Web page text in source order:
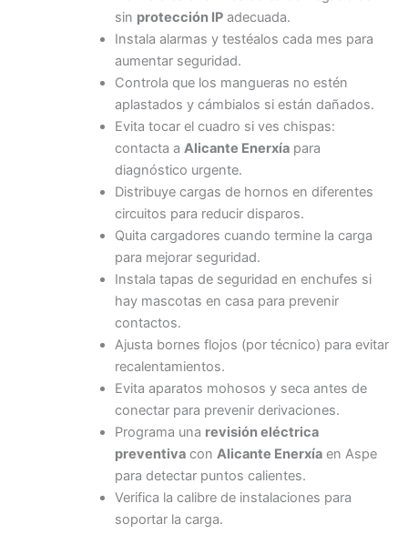
sin protección IPadecuada.
Instala alarmas y testéalos cada mes para
aumentar seguridad.
Controla que los mangueras no estén
aplastados y cámbialos si están dañados.
Evita tocar el cuadro si ves chispas:
contacta a Alicante Enerxíapara
diagnóstico urgente.
Distribuye cargas de hornos en diferentes
circuitos para reducir disparos.
Quita cargadores cuando termine la carga
para mejorar seguridad.
Instala tapas de seguridad en enchufes si
hay mascotas en casa para prevenir
contactos.
Ajusta bornes flojos (por técnico) para evitar
recalentamientos.
Evita aparatos mohosos y seca antes de
conectar para prevenir derivaciones.
Programa una revisión eléctrica
preventivacon Alicante Enerxíaen Aspe
para detectar puntos calientes.
Verifica la calibre de instalaciones para
soportar la carga.